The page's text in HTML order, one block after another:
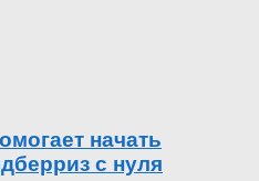
начать
с нуля